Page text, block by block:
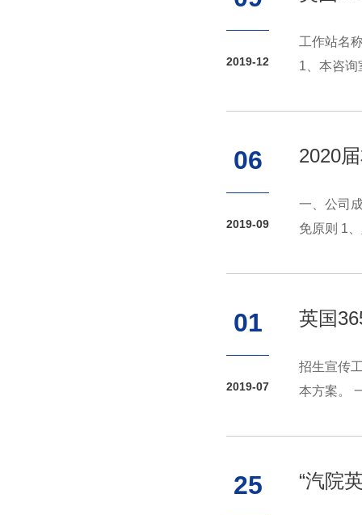
2019-12
工作站名
1、本咨询
06
2019-09
2020
一、公司
免原则 1
01
2019-07
英国
招生宣传
本方案。
25 “汽院